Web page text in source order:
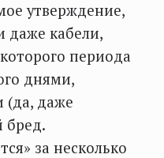
утверждение,
даже кабели,
периода
днями,
(да, даже
бред.
за несколько